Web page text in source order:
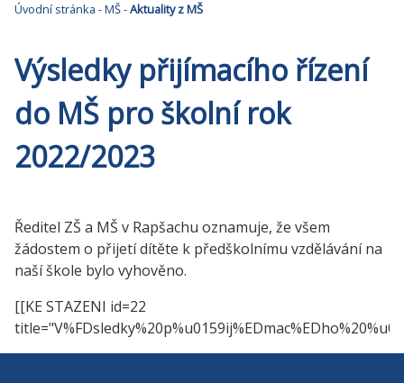
Úvodní stránka -MŠ-Aktuality z MŠ
Výsledky přijímacího řízení
do MŠ pro školní rok
2022/2023
Ředitel ZŠ a MŠ v Rapšachu oznamuje, že všem
žádostem o přijetí dítěte k předškolnímu vzdělávání na
naší škole bylo vyhověno.
[[KE STAZENI id=22